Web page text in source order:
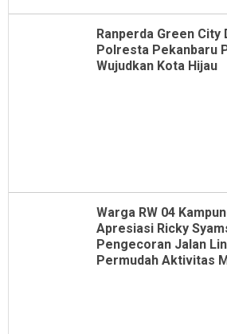
Ranperda Green City
Polresta Pekanbaru
Wujudkan Kota Hijau
Warga RW 04
Apresiasi Ricky
Pengecoran Jalan
Permudah Aktivitas